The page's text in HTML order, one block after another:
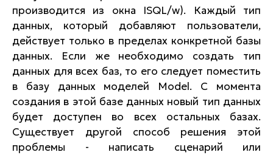
производится из окна ISQL/w). Каждый тип
данных, который добавляют пользователи,
действует только в пределах конкретной базы
данных. Если же необходимо создать тип
данных для всех баз, то его следует поместить
в базу данных моделей Model. С момента
создания в этой базе данных новый тип данных
будет доступен во всех остальных базах.
Существует другой способ решения этой
проблемы - написать сценарий или